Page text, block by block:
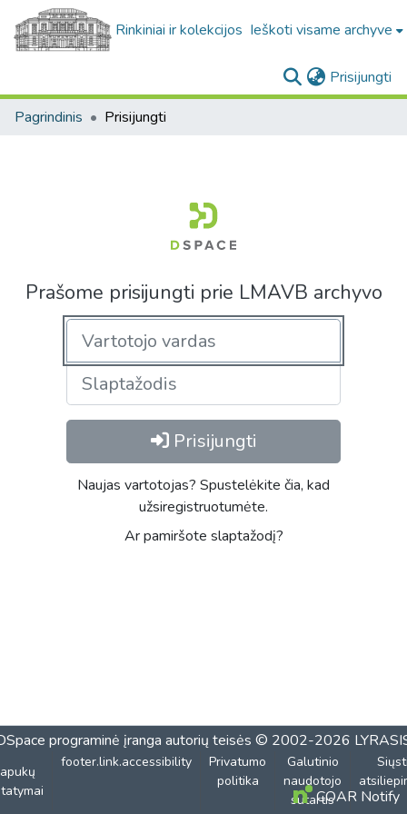
Rinkiniai ir kolekcijos Ieškoti visame archyve
Prisijungti
Pagrindinis Prisijungti
Prašome prisijungti prie LMAVB archyvo
Prisijungti
Naujas vartotojas? Spustelėkite čia, kad
užsiregistruotumėte.
Ar pamiršote slaptažodį?
programinė įranga autorių teisės © 2002-2026
footer.link.accessibility
Privatumo
politika
Galutinio
naudotojo
sutartisCOAR Notify